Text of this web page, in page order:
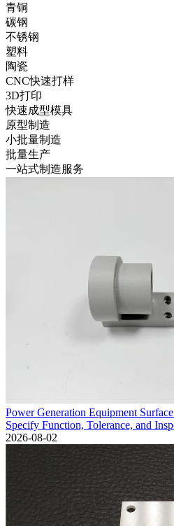
青铜
碳钢
不锈钢
塑料
陶瓷
CNC快速打样
3D打印
快速成型模具
原型制造
小批量制造
批量生产
一站式制造服务
Power Generation Equipment
Specify Function, Tolerance, and
2026-08-02